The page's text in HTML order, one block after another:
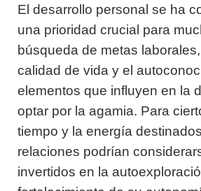
El desarrollo personal se ha
una prioridad crucial para
búsqueda de metas
calidad de vida y el
elementos que influyen en la
optar por la agamia. Para
tiempo y la energía
relaciones podrían
invertidos en la